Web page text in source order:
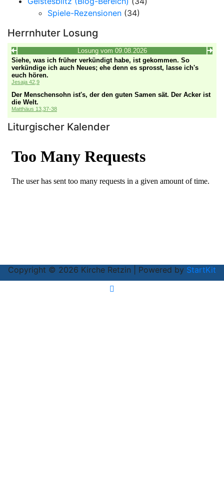
Spiele-Rezensionen (34)
Herrnhuter Losung
Liturgischer Kalender
Copyright © 2026 Kirche Retzin | Powered by StartKit